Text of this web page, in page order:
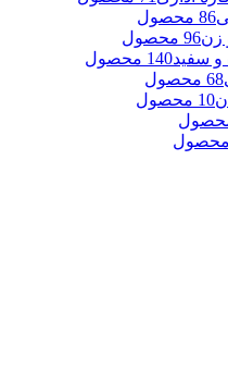
86 محصول
زن96 محصول
و سفید140 محصول
68 محصول
10 محصول